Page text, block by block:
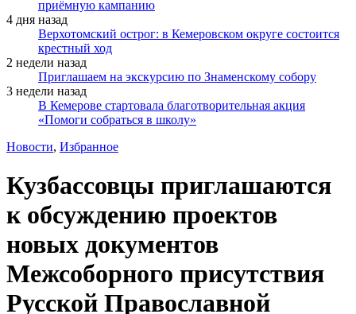
приёмную кампанию
4 дня назад
Верхотомский острог: в Кемеровском округе состоится
крестный ход
2 недели назад
Приглашаем на экскурсию по Знаменскому собору
3 недели назад
В Кемерове стартовала благотворительная акция
«Помоги собраться в школу»
Новости, Избранное
Кузбассовцы приглашаются
к обсуждению проектов
новых документов
Межсоборного присутствия
Русской Православной